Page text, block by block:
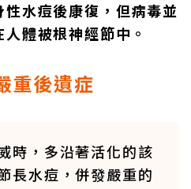
水痘後康復，但病毒並
體被根神經節中。
重後遺症
時，多沿著活化的該
長水痘，併發嚴重的